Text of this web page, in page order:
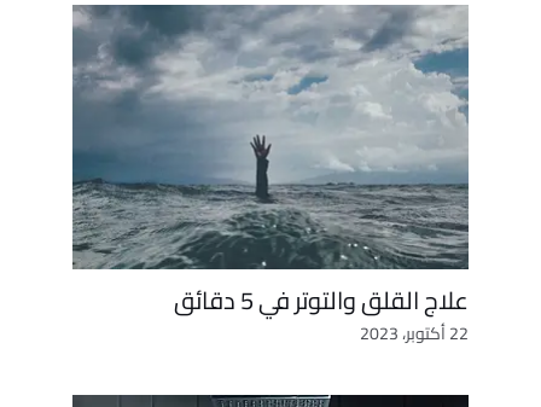
علاج القلق والتوتر في 5 دقائق
22 أكتوبر، 2023